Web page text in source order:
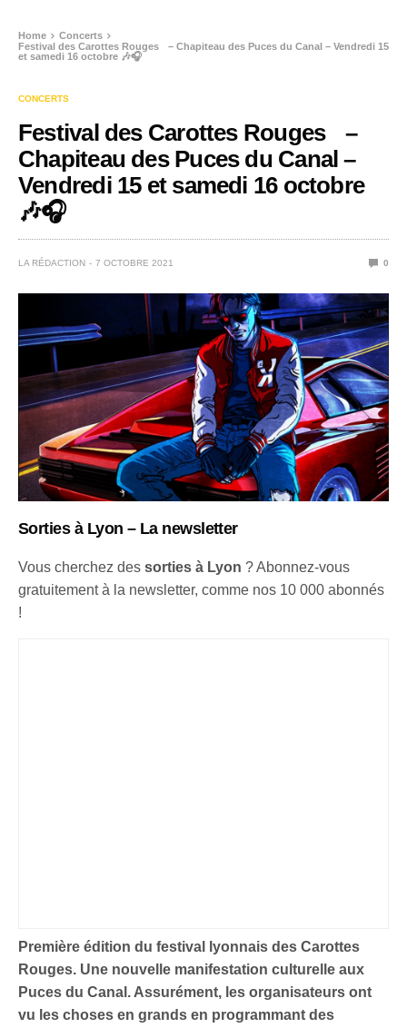
Home
Concerts
Festival des Carottes Rouges – Chapiteau des Puces du Canal – Vendredi 15
et samedi 16 octobre 🎶🎧
CONCERTS
Festival des Carottes Rouges –
Chapiteau des Puces du Canal –
Vendredi 15 et samedi 16 octobre
🎶🎧
LA RÉDACTION 7 OCTOBRE 2021 0
Sorties à Lyon – La newsletter
Vous cherchez dessorties à Lyon ? Abonnez-vous
gratuitement à la newsletter, comme nos 10 000 abonnés
!
Première édition du festival lyonnais des Carottes
Rouges. Une nouvelle manifestation culturelle aux
Puces du Canal. Assurément, les organisateurs ont
vu les choses en grands en programmant des